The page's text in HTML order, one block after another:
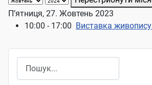
П’ятниця, 27. Жовтень 2023
10:00 - 17:00 Виставка живопису